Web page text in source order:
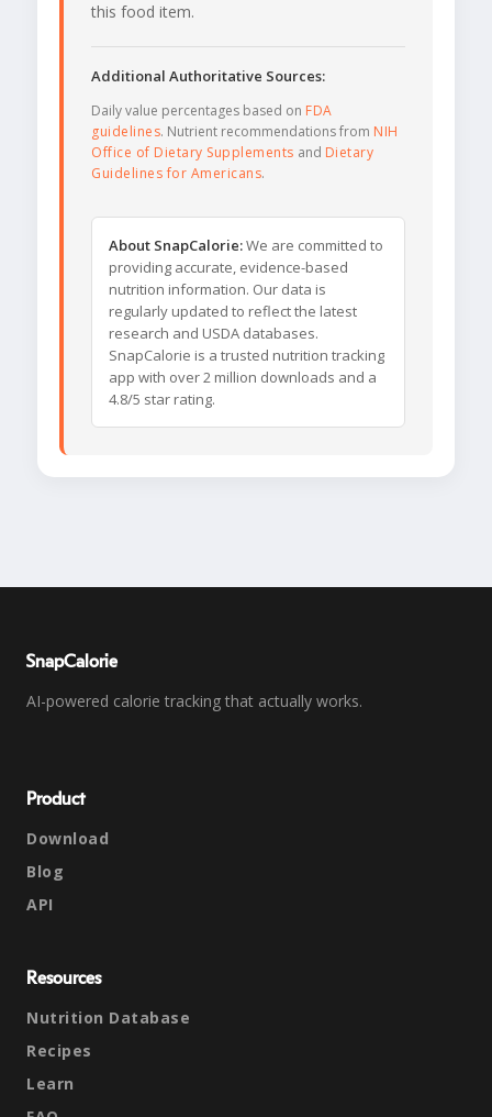
this food item.
Additional Authoritative Sources:
Daily value percentages based on FDA
guidelines. Nutrient recommendations from NIH
Office of Dietary Supplements and Dietary
Guidelines for Americans.
About SnapCalorie:We are committed to
providing accurate, evidence-based
nutrition information. Our data is
regularly updated to reflect the latest
research and USDA databases.
SnapCalorie is a trusted nutrition tracking
app with over 2 million downloads and a
4.8/5 star rating.
SnapCalorie
AI-powered calorie tracking that actually works.
Product
Download
Blog
API
Resources
Nutrition Database
Recipes
Learn